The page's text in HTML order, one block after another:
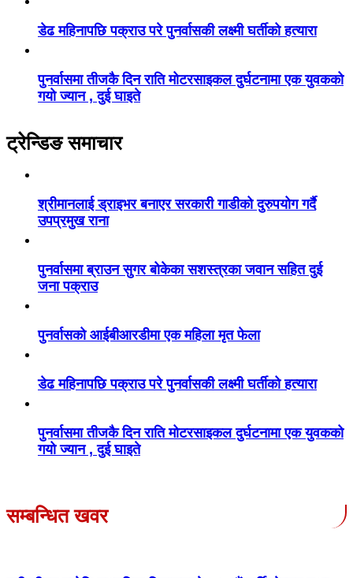
डेढ महिनापछि पक्राउ परे पुनर्वासकी लक्ष्मी घर्तीको हत्यारा
पुनर्वासमा तीजकै दिन राति मोटरसाइकल दुर्घटनामा एक युवकको
गयो ज्यान , दुई घाइते
ट्रेन्डिङ समाचार
श्रीमानलाई ड्राइभर बनाएर सरकारी गाडीको दुरुपयोग गर्दै
उपप्रमुख राना
पुनर्वासमा ब्राउन सुगर बोकेका सशस्त्रका जवान सहित दुई
जना पक्राउ
पुनर्वासको आईबीआरडीमा एक महिला मृत फेला
डेढ महिनापछि पक्राउ परे पुनर्वासकी लक्ष्मी घर्तीको हत्यारा
पुनर्वासमा तीजकै दिन राति मोटरसाइकल दुर्घटनामा एक युवकको
गयो ज्यान , दुई घाइते
सम्बन्धित खवर